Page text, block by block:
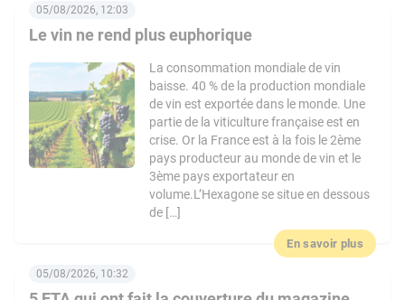
Le vin ne rend plus euphorique
05/08/2026, 12:03
La consommation mondiale de vin
baisse. 40 % de la production mondiale
de vin est exportée dans le monde. Une
partie de la viticulture française est en
crise. Or la France est à la fois le 2ème
pays producteur au monde de vin et le
3ème pays exportateur en
volume.L’Hexagone se situe en dessous
de […]
En savoir plus
05/08/2026, 10:32